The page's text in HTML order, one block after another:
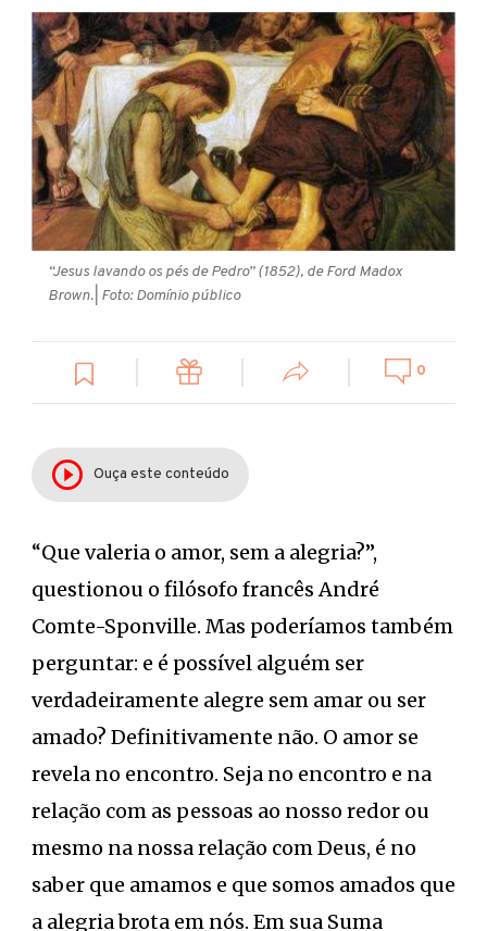
“Jesus lavando os pés de Pedro” (1852), de Ford Madox
Brown. | Foto: Domínio público
0
Ouça este conteúdo
“Que valeria o amor, sem a alegria?”,
questionou o filósofo francês André
Comte-Sponville. Mas poderíamos também
perguntar: e é possível alguém ser
verdadeiramente alegre sem amar ou ser
amado? Definitivamente não. O amor se
revela no encontro. Seja no encontro e na
relação com as pessoas ao nosso redor ou
mesmo na nossa relação com Deus, é no
saber que amamos e que somos amados que
a alegria brota em nós. Em sua Suma